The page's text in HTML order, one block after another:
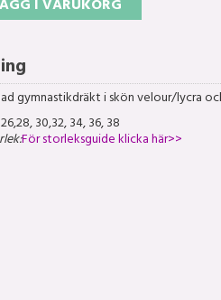
I VARUKORG
gymnastikdräkt i skön velour/lycra
30,32, 34, 36, 38
För storleksguide klicka här>>